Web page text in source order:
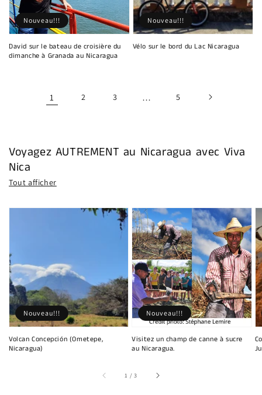
David sur le bateau de croisière du
dimanche à Granada au Nicaragua
Nouveau!!!
Vélo sur le bord du Lac Nicaragua
Nouveau!!!
1 2 3 … 5
Voyagez AUTREMENT au Nicaragua avec Viva
Nica
Tout afficher
Volcan Concepción (Ometepe,
Nicaragua)
Nouveau!!!
Visitez un champ de canne à sucre
au Nicaragua.
Nouveau!!!
1 /sur
3